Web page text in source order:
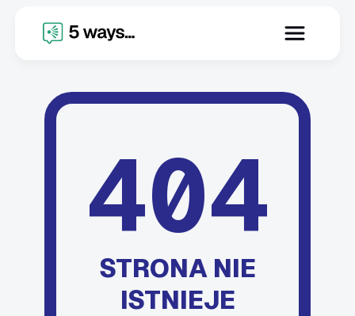
404
STRONA NIE
ISTNIEJE